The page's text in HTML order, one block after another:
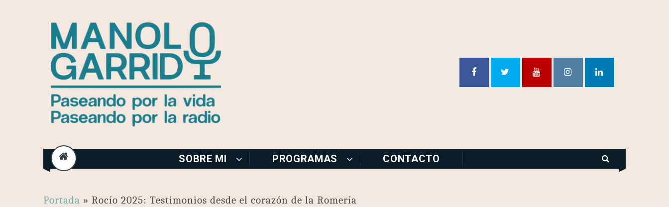
content
SOBRE MI PROGRAMAS CONTACTO
Portada » Rocío 2025: Testimonios desde el corazón de la Romería